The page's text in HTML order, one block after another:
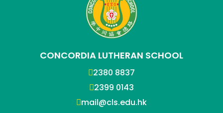
CONCORDIA LUTHERAN SCHOOL
2380 8837
2399 0143
mail@cls.edu.hk